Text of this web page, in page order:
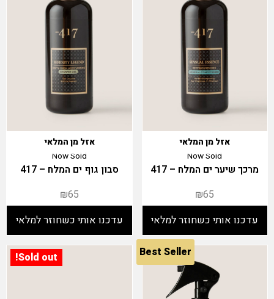
Now Sold
אזל מן המלאי
מרכך שיער ים המלח – 417
₪65
Now Sold
אזל מן המלאי
סבון גוף ים המלח – 417
₪65
​Best Seller
Sold out!